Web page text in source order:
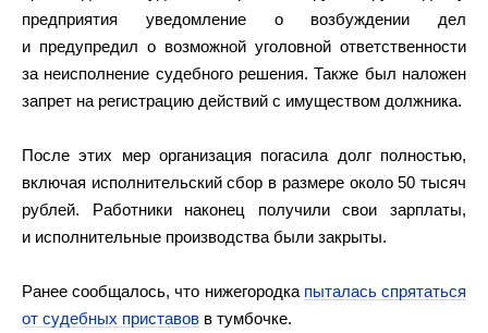
предприятия уведомление о возбуждении дел
и предупредил о возможной уголовной ответственности
за неисполнение судебного решения. Также был наложен
запрет на регистрацию действий с имуществом должника.
После этих мер организация погасила долг полностью,
включая исполнительский сбор в размере около 50 тысяч
рублей. Работники наконец получили свои зарплаты,
и исполнительные производства были закрыты.
Ранее сообщалось, что нижегородка пыталась спрятаться
от судебных приставов в тумбочке.